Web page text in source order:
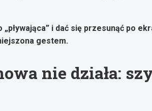
i dać się przesunąć po
gestem.
nie działa: